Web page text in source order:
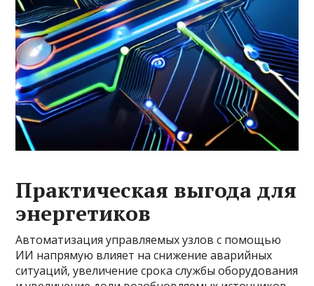
Практическая выгода для
энергетиков
Автоматизация управляемых узлов с помощью
ИИ напрямую влияет на снижение аварийных
ситуаций, увеличение срока службы оборудования